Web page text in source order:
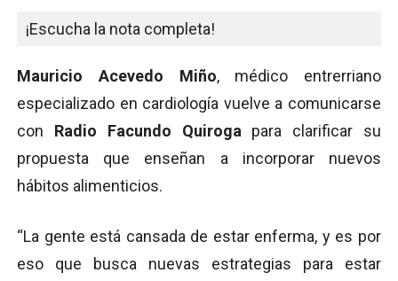
¡Escucha la nota completa!
Mauricio Acevedo Miño, médico entrerriano
especializado en cardiología vuelve a comunicarse
con Radio Facundo Quirogapara clarificar su
propuesta que enseñan a incorporar nuevos
hábitos alimenticios.
“La gente está cansada de estar enferma, y es por
eso que busca nuevas estrategias para estar